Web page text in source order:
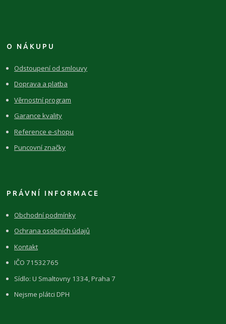
O NÁKUPU
Odstoupení od smlouvy
Doprava a platba
Věrnostní program
Garance kvality
Reference e-shopu
Puncovní značky
PRÁVNÍ INFORMACE
Obchodní podmínky
Ochrana osobních údajů
Kontakt
IČO 71532765
Sídlo: U Smaltovny 1334, Praha 7
Nejsme plátci DPH